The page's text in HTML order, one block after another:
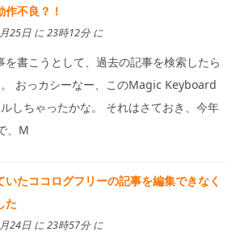
作不良？！
25日 に 23時12分 に
を書こうとして、過去の記事を検索したら
おっカシーなー、このMagic Keyboard
しちゃったかな。 それはさておき、今年
、M
いたココログフリーの記事を編集できなく
た
24日 に 23時57分 に